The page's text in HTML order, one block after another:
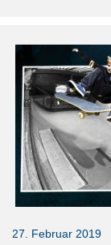
27. Februar 2019